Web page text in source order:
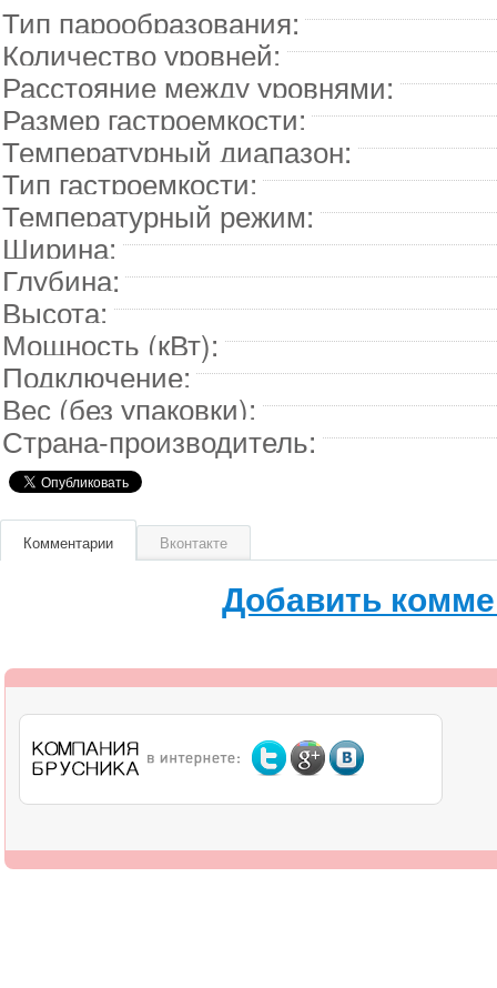
Тип парообразования:
Количество уровней:
Расстояние между уровнями:
Размер гастроемкости:
Температурный диапазон:
Тип гастроемкости:
Температурный режим:
Ширина:
Глубина:
Высота:
Мощность (кВт):
Подключение:
Вес (без упаковки):
Страна-производитель:
Комментарии Вконтакте
Добавить